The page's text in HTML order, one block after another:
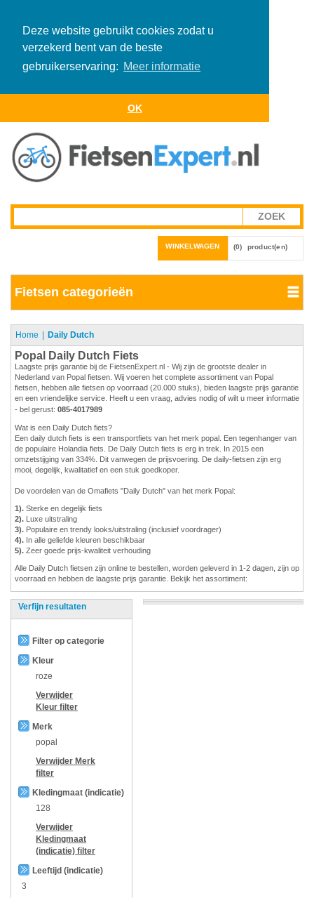
Deze website gebruikt cookies zodat u
verzekerd bent van de beste
gebruikerservaring: Meer informatie
OK
WINKELWAGEN (0) product(en)
Fietsen categorieën
Home Daily Dutch
Popal Daily Dutch Fiets
Laagste prijs garantie bij de FietsenExpert.nl - Wij zijn de grootste dealer in
Nederland van Popal fietsen. Wij voeren het complete assortiment van Popal
fietsen, hebben alle fietsen op voorraad (20.000 stuks), bieden laagste prijs garantie
en een vriendelijke service. Heeft u een vraag, advies nodig of wilt u meer informatie
- bel gerust: 085-4017989
Wat is een Daily Dutch fiets?
Een daily dutch fiets is een transportfiets van het merk popal. Een tegenhanger van
de populaire Holandia fiets. De Daily Dutch fiets is erg in trek. In 2015 een
omzetstijging van 334%. Dit vanwegen de prijsvoering. De daily-fietsen zijn erg
mooi, degelijk, kwalitatief en een stuk goedkoper.
De voordelen van de Omafiets "Daily Dutch" van het merk Popal:
1). Sterke en degelijk fiets
2). Luxe uitstraling
3). Populaire en trendy looks/uitstraling (inclusief voordrager)
4). In alle geliefde kleuren beschikbaar
5). Zeer goede prijs-kwaliteit verhouding
Alle Daily Dutch fietsen zijn online te bestellen, worden geleverd in 1-2 dagen, zijn op
voorraad en hebben de laagste prijs garantie. Bekijk het assortiment:
Verfijn resultaten
Filter op categorie
Kleur
roze
Verwijder
Kleur filter
Merk
popal
Verwijder Merk
filter
Kledingmaat (indicatie)
128
Verwijder
Kledingmaat
(indicatie) filter
Leeftijd (indicatie)
3